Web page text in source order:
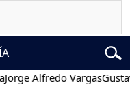
Alfredo VargasGustavo